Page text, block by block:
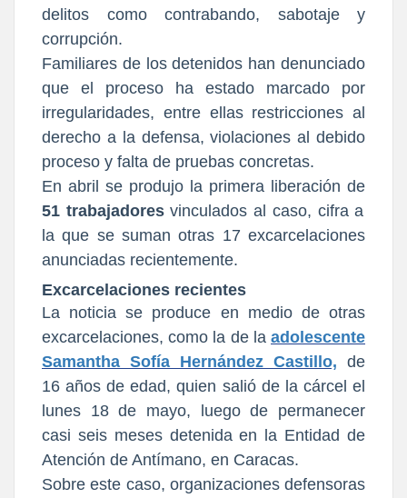
delitos como contrabando, sabotaje y
corrupción.
Familiares de los detenidos han denunciado
que el proceso ha estado marcado por
irregularidades, entre ellas restricciones al
derecho a la defensa, violaciones al debido
proceso y falta de pruebas concretas.
En abril se produjo la primera liberación de
51 trabajadores vinculados al caso, cifra a
la que se suman otras 17 excarcelaciones
anunciadas recientemente.
Excarcelaciones recientes
La noticia se produce en medio de otras
excarcelaciones, como la de la adolescente
Samantha Sofía Hernández Castillo, de
16 años de edad, quien salió de la cárcel el
lunes 18 de mayo, luego de permanecer
casi seis meses detenida en la Entidad de
Atención de Antímano, en Caracas.
Sobre este caso, organizaciones defensoras